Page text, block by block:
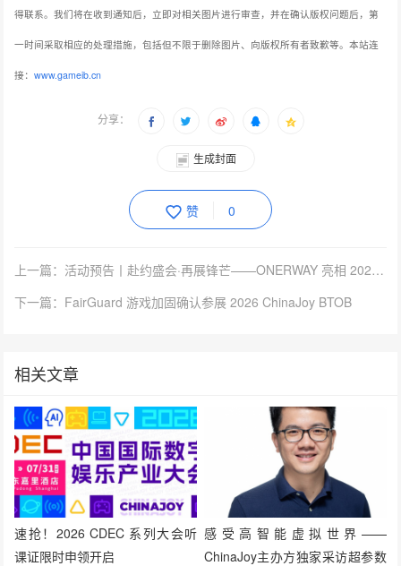
得联系。我们将在收到通知后，立即对相关图片进行审查，并在确认版权问题后，第
一时间采取相应的处理措施，包括但不限于删除图片、向版权所有者致歉等。本站连
接：www.gameib.cn
分享：
生成封面
赞 0
上一篇：活动预告丨赴约盛会·再展锋芒——ONERWAY 亮相 2026 ChinaJoy BTOB 商务洽谈馆
下一篇：FairGuard 游戏加固确认参展 2026 ChinaJoy BTOB
相关文章
速抢！2026 CDEC 系列大会听
课证限时申领开启
感受高智能虚拟世界——
ChinaJoy主办方独家采访超参数